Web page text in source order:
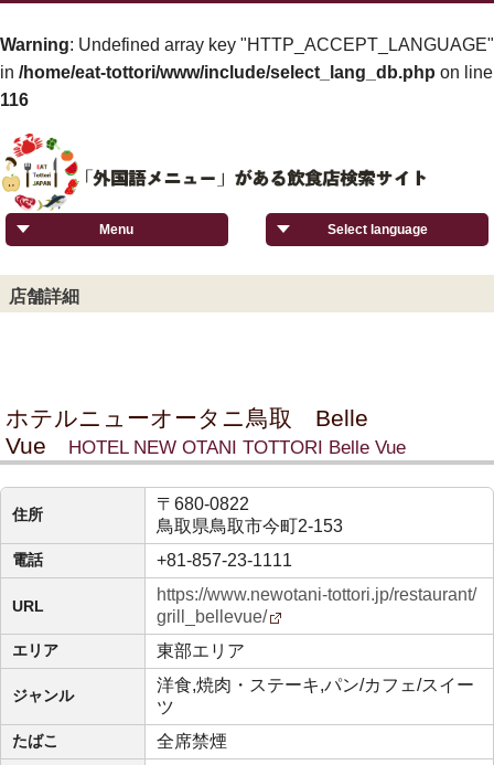
Warning: Undefined array key "HTTP_ACCEPT_LANGUAGE"
in /home/eat-tottori/www/include/select_lang_db.php on line
116
Select language
Menu
店舗詳細
ホテルニューオータニ鳥取 Belle
Vue
HOTEL NEW OTANI TOTTORI Belle Vue
住所
〒680-0822
鳥取県鳥取市今町2-153
電話 +81-857-23-1111
URL
https://www.newotani-tottori.jp/restaurant/
grill_bellevue/
エリア 東部エリア
ジャンル
洋食,焼肉・ステーキ,パン/カフェ/スイー
ツ
たばこ 全席禁煙